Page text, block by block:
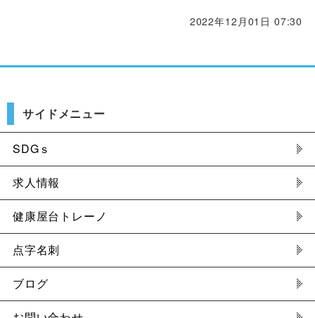
2022年12月01日 07:30
サイドメニュー
SDGｓ
求人情報
健康屋台トレーノ
点字名刺
ブログ